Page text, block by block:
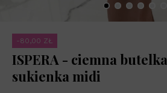
-80,00 ZŁ
ISPERA - ciemna
sukienka midi